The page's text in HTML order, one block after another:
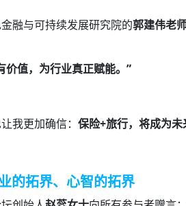
融与可持续发展研究院的郭建伟老
价值，为行业真正赋能。”
我更加确信： 保险+旅行，将成为未
的拓界、心智的拓界